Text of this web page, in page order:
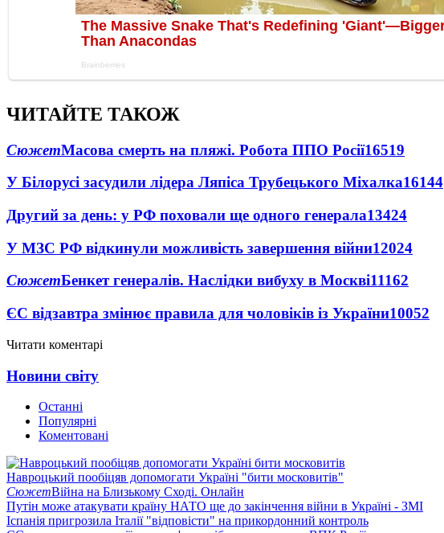
ЧИТАЙТЕ ТАКОЖ
СюжетМасова смерть на пляжі. Робота ППО Росії16519
У Білорусі засудили лідера Ляпіса Трубецького Міхалка16144
Другий за день: у РФ поховали ще одного генерала13424
У МЗС РФ відкинули можливість завершення війни12024
СюжетБенкет генералів. Наслідки вибуху в Москві11162
ЄС відзавтра змінює правила для чоловіків із України10052
Читати коментарі
Новини світу
Останні
Популярні
Коментовані
Навроцький пообіцяв допомогати Україні "бити московитів"
СюжетВійна на Близькому Сході. Онлайн
Путін може атакувати країну НАТО ще до закінчення війни в Україні - ЗМІ
Іспанія пригрозила Італії "відповісти" на прикордонний контроль